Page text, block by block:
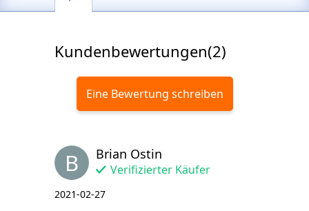
Kundenbewertungen(2)
Eine Bewertung schreiben
B Brian Ostin
Verifizierter Käufer
2021-02-27